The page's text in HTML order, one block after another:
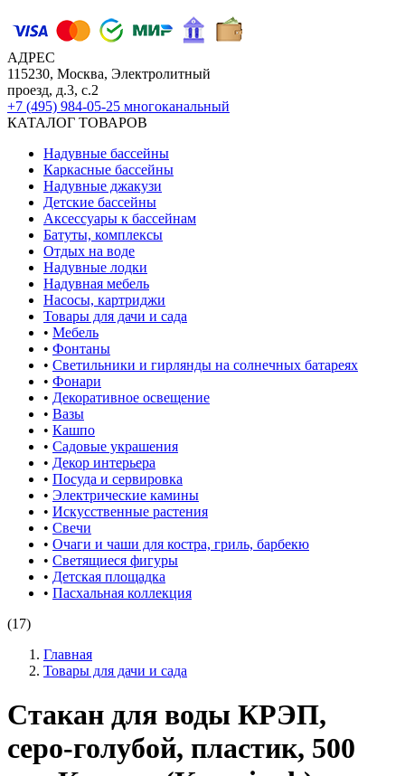
АДРЕС
115230, Москва, Электролитный
проезд, д.3, с.2
+7 (495) 984-05-25 многоканальный
КАТАЛОГ ТОВАРОВ
Надувные бассейны
Каркасные бассейны
Надувные джакузи
Детские бассейны
Аксессуары к бассейнам
Батуты, комплексы
Отдых на воде
Надувные лодки
Надувная мебель
Насосы, картриджи
Товары для дачи и сада
• Мебель
• Фонтаны
• Светильники и гирлянды на солнечных батареях
• Фонари
• Декоративное освещение
• Вазы
• Кашпо
• Садовые украшения
• Декор интерьера
• Посуда и сервировка
• Электрические камины
• Искусственные растения
• Свечи
• Очаги и чаши для костра, гриль, барбекю
• Светящиеся фигуры
• Детская площадка
• Пасхальная коллекция
(17)
Главная
Товары для дачи и сада
Стакан для воды КРЭП,
серо-голубой, пластик, 500